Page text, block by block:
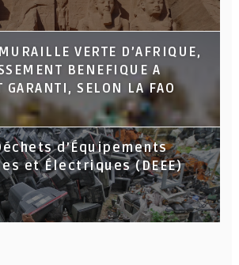
VERTE D’AFRIQUE,
BENEFIQUE A
GARANTI, SELON LA FAO
d’Équipements
et Électriques (DEEE)